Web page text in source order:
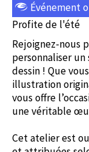
Événement
Profite de l'été
Rejoignez-nous
personnaliser
dessin ! Que
illustration
vous offre
une véritable
Cet atelier est